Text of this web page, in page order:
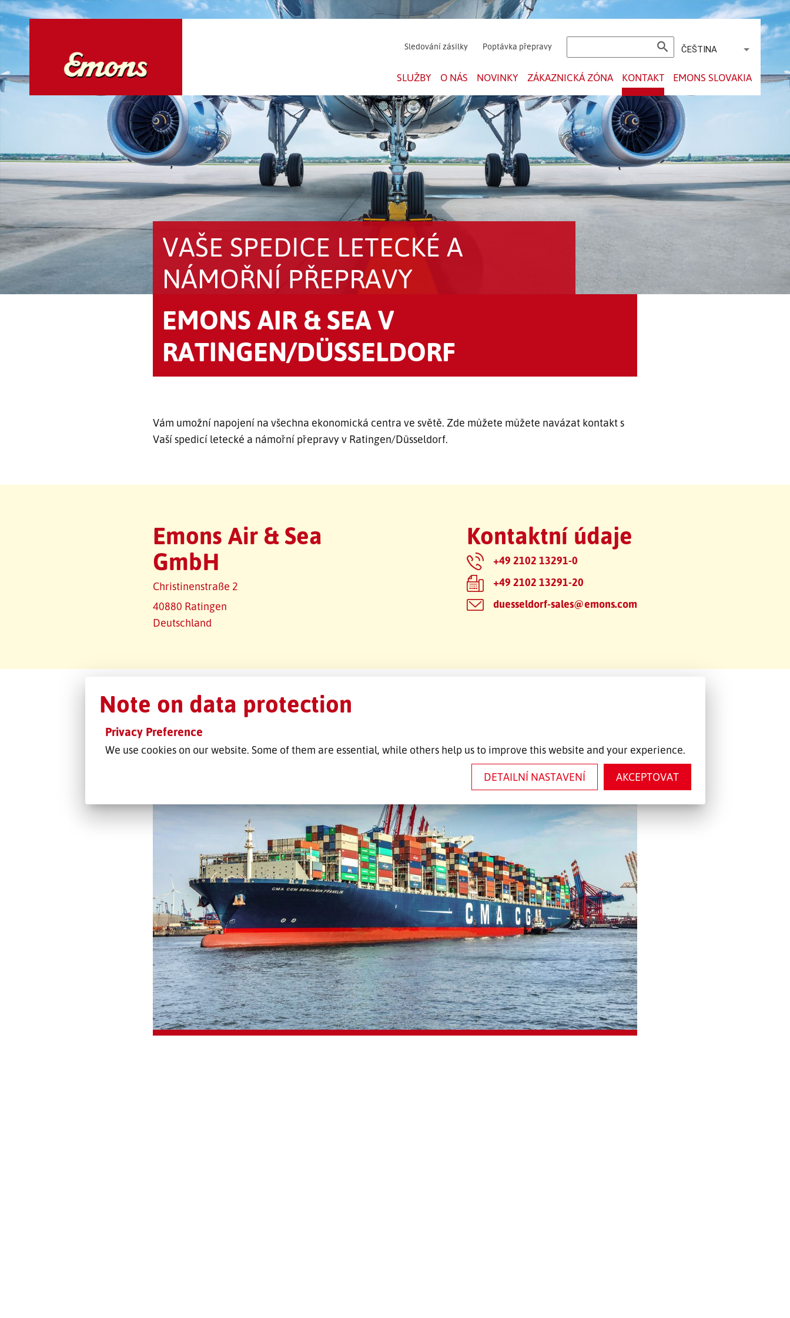
Sledování zásilky Poptávka přepravy search ČEŠTINA
SLUŽBY O NÁS NOVINKY ZÁKAZNICKÁ ZÓNA KONTAKT EMONS SLOVAKIA
VAŠE SPEDICE LETECKÉ A
NÁMOŘNÍ PŘEPRAVY
EMONS AIR & SEA V
RATINGEN/DÜSSELDORF
Vám umožní napojení na všechna ekonomická centra ve světě. Zde můžete můžete navázat kontakt s
Vaší spedicí letecké a námořní přepravy v Ratingen/Düsseldorf.
Emons Air & Sea
GmbH
Christinenstraße 2
40880 Ratingen
Deutschland
Kontaktní údaje
+49 2102 13291-0
+49 2102 13291-20
duesseldorf-sales@emons.com
Note on data protection
Privacy Preference
We use cookies on our website. Some of them are essential, while others help us to improve this website and your experience.
DETAILNÍ NASTAVENÍ AKCEPTOVAT